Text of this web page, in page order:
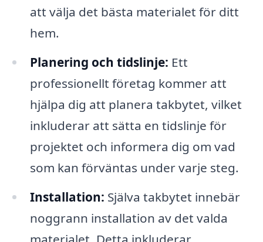
att välja det bästa materialet för ditt
hem.
Planering och tidslinje: Ett
professionellt företag kommer att
hjälpa dig att planera takbytet, vilket
inkluderar att sätta en tidslinje för
projektet och informera dig om vad
som kan förväntas under varje steg.
Installation: Själva takbytet innebär
noggrann installation av det valda